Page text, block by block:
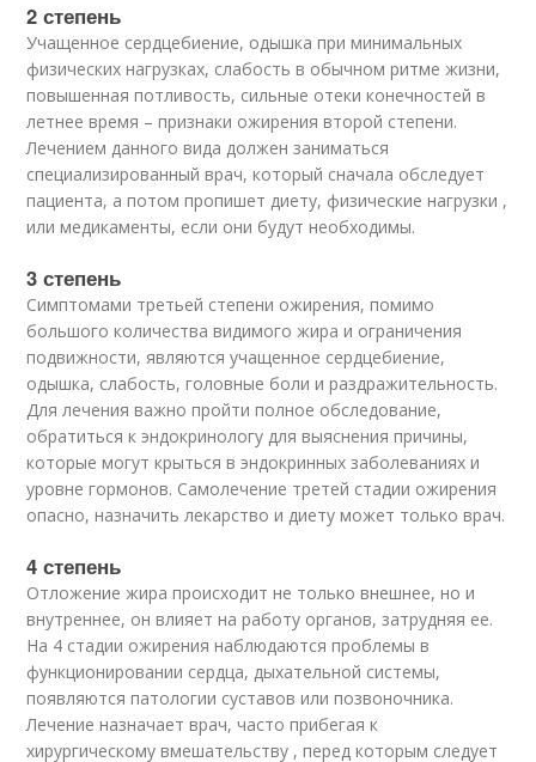
2 степень
Учащенное сердцебиение, одышка при минимальных
физических нагрузках, слабость в обычном ритме жизни,
повышенная потливость, сильные отеки конечностей в
летнее время – признаки ожирения второй степени.
Лечением данного вида должен заниматься
специализированный врач, который сначала обследует
пациента, а потом пропишет диету, физические нагрузки ,
или медикаменты, если они будут необходимы.
3 степень
Симптомами третьей степени ожирения, помимо
большого количества видимого жира и ограничения
подвижности, являются учащенное сердцебиение,
одышка, слабость, головные боли и раздражительность.
Для лечения важно пройти полное обследование,
обратиться к эндокринологу для выяснения причины,
которые могут крыться в эндокринных заболеваниях и
уровне гормонов. Самолечение третей стадии ожирения
опасно, назначить лекарство и диету может только врач.
4 степень
Отложение жира происходит не только внешнее, но и
внутреннее, он влияет на работу органов, затрудняя ее.
На 4 стадии ожирения наблюдаются проблемы в
функционировании сердца, дыхательной системы,
появляются патологии суставов или позвоночника.
Лечение назначает врач, часто прибегая к
хирургическому вмешательству , перед которым следует